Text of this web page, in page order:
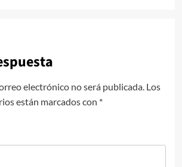
electrónico no será publicada. Los
están marcados con *